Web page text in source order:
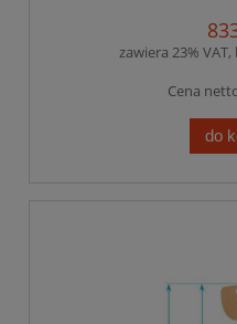
zawiera 23%
Cena
do